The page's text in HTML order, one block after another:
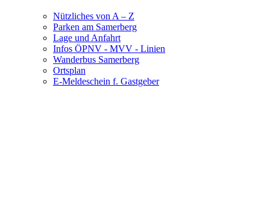
Nützliches von A – Z
Parken am Samerberg
Lage und Anfahrt
Infos ÖPNV - MVV - Linien
Wanderbus Samerberg
Ortsplan
E-Meldeschein f. Gastgeber